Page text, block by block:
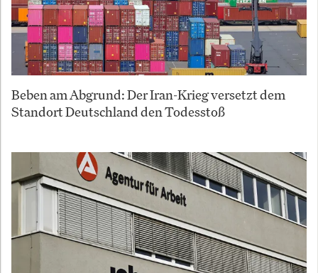
Beben am Abgrund: Der Iran-Krieg versetzt dem
Standort Deutschland den Todesstoß